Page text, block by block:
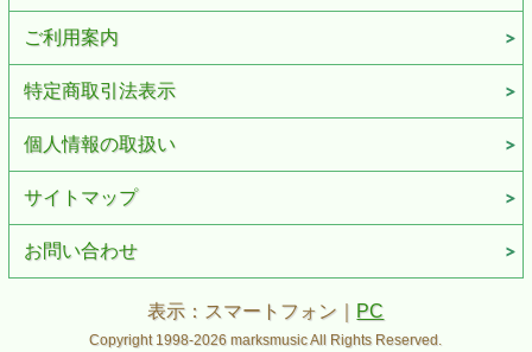
ご利用案内
特定商取引法表示
個人情報の取扱い
サイトマップ
お問い合わせ
表示：スマートフォン｜ PC
Copyright 1998-2026 marksmusic All Rights Reserved.